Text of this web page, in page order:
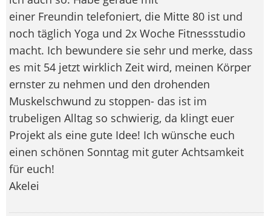
einer Freundin telefoniert, die Mitte 80 ist und
noch täglich Yoga und 2x Woche Fitnessstudio
macht. Ich bewundere sie sehr und merke, dass
es mit 54 jetzt wirklich Zeit wird, meinen Körper
ernster zu nehmen und den drohenden
Muskelschwund zu stoppen- das ist im
trubeligen Alltag so schwierig, da klingt euer
Projekt als eine gute Idee! Ich wünsche euch
einen schönen Sonntag mit guter Achtsamkeit
für euch!
Akelei